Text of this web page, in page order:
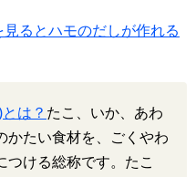
るとハモのだしが作れる
は？ たこ、いか、あわ
かたい食材を、ごくやわ
つける総称です。たこ